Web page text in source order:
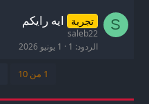
S تجربة ايه رايكم
saleb22
الردود 1 1 يونيو 2026
1 من 10